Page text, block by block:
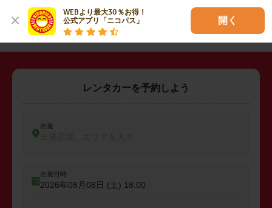
WEBより最大30％お得！
公式アプリ「ニコパス」
開く
・ 田方郡函南町 ・駿東郡清水町
レンタカーを予約しよう
出発
出発日時
2026年08月08日 (土) 18:00